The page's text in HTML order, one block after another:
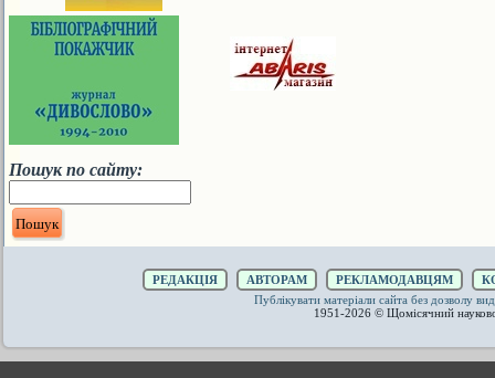
Пошук по сайту:
РЕДАКЦІЯ АВТОРАМ РЕКЛАМОДАВЦЯМ
Публікувати матеріали сайта без дозволу
1951-2026 © Щомісячний